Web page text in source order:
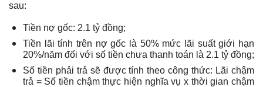
sau:
Tiền nợ gốc: 2.1 tỷ đồng;
Tiền lãi tính trên nợ gốc là 50% mức lãi suất giới hạn
20%/năm đối với số tiền chưa thanh toán là 2.1 tỷ đồng;
Số tiền phải trả sẽ được tính theo công thức: Lãi chậm
trả = Số tiền chậm thực hiện nghĩa vụ x thời gian chậm